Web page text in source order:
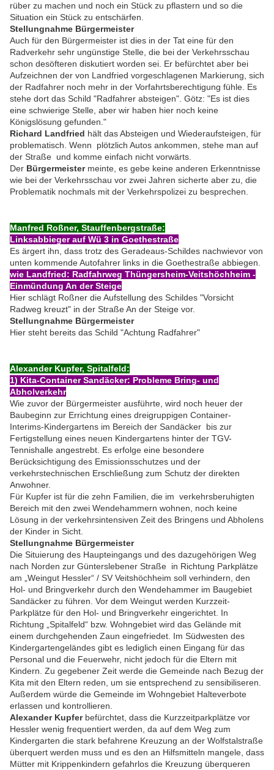
rüber zu machen und noch ein Stück zu pflastern und so die
Situation ein Stück zu entschärfen.
Stellungnahme Bürgermeister
Auch für den Bürgermeister ist dies in der Tat eine für den
Radverkehr sehr ungünstige Stelle, die bei der Verkehrsschau
schon desöfteren diskutiert worden sei. Er befürchtet aber bei
Aufzeichnen der von Landfried vorgeschlagenen Markierung, sich
der Radfahrer noch mehr in der Vorfahrtsberechtigung fühle. Es
stehe dort das Schild "Radfahrer absteigen". Götz: "Es ist dies
eine schwierige Stelle, aber wir haben hier noch keine
Königslösung gefunden."
Richard Landfried hält das Absteigen und Wiederaufsteigen, für
problematisch. Wenn plötzlich Autos ankommen, stehe man auf
der Straße und komme einfach nicht vorwärts.
Der Bürgermeister meinte, es gebe keine anderen Erkenntnisse
wie bei der Verkehrsschau vor zwei Jahren sicherte aber zu, die
Problematik nochmals mit der Verkehrspolizei zu besprechen.
Manfred Roßner, Stauffenbergstraße:
Linksabbieger auf Wü 3 in Goethestraße
Es ärgert ihn, dass trotz des Geradeaus-Schildes nachwievor von
unten kommende Autofahrer links in die Goethestraße abbiegen.
wie Landfried: Radfahrweg Thüngersheim-Veitshöchheim -
Einmündung An der Steige
Hier schlägt Roßner die Aufstellung des Schildes "Vorsicht
Radweg kreuzt" in der Straße An der Steige vor.
Stellungnahme Bürgermeister
Hier steht bereits das Schild "Achtung Radfahrer"
Alexander Kupfer, Spitalfeld:
1) Kita-Container Sandäcker: Probleme Bring- und
Abholverkehr
Wie zuvor der Bürgermeister ausführte, wird noch heuer der
Baubeginn zur Errichtung eines dreigruppigen Container-
Interims-Kindergartens im Bereich der Sandäcker bis zur
Fertigstellung eines neuen Kindergartens hinter der TGV-
Tennishalle angestrebt. Es erfolge eine besondere
Berücksichtigung des Emissionsschutzes und der
verkehrstechnischen Erschließung zum Schutz der direkten
Anwohner.
Für Kupfer ist für die zehn Familien, die im verkehrsberuhigten
Bereich mit den zwei Wendehammern wohnen, noch keine
Lösung in der verkehrsintensiven Zeit des Bringens und Abholens
der Kinder in Sicht.
Stellungnahme Bürgermeister
Die Situierung des Haupteingangs und des dazugehörigen Weg
nach Norden zur Günterslebener Straße in Richtung Parkplätze
am „Weingut Hessler“ / SV Veitshöchheim soll verhindern, den
Hol- und Bringverkehr durch den Wendehammer im Baugebiet
Sandäcker zu führen. Vor dem Weingut werden Kurzzeit-
Parkplätze für den Hol- und Bringverkehr eingerichtet. In
Richtung „Spitalfeld“ bzw. Wohngebiet wird das Gelände mit
einem durchgehenden Zaun eingefriedet. Im Südwesten des
Kindergartengeländes gibt es lediglich einen Eingang für das
Personal und die Feuerwehr, nicht jedoch für die Eltern mit
Kindern. Zu gegebener Zeit werde die Gemeinde nach Bezug der
Kita mit den Eltern reden, um sie entsprechend zu sensibiliseren.
Außerdem würde die Gemeinde im Wohngebiet Halteverbote
erlassen und kontrollieren.
Alexander Kupfer befürchtet, dass die Kurzzeitparkplätze vor
Hessler wenig frequentiert werden, da auf dem Weg zum
Kindergarten die stark befahrene Kreuzung an der Wolfstalstraße
überquert werden muss und es den an Hilfsmitteln mangele, dass
Mütter mit Krippenkindern gefahrlos die Kreuzung überqueren